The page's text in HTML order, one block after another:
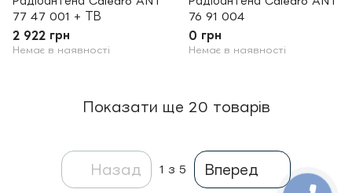
77 47 001 + ТВ
2 922 грн
Немає в наявності
76 91 004
0 грн
Немає в наявності
Показати ще 20 товарів
Назад 1 з 5 Вперед